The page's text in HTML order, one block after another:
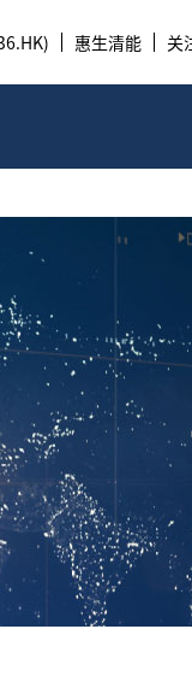
惠生清能 关